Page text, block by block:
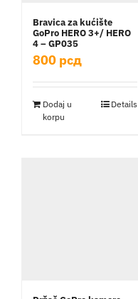
Bravica za kućište
GoPro HERO 3+/ HERO
4 – GP035
800 рсд
Dodaj u
korpu
Details